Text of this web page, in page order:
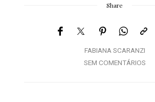
Share
FABIANA SCARANZI
SEM COMENTÁRIOS